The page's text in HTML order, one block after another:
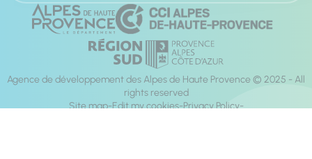
Agence de développement des Alpes de Haute Provence © 2025 - All
rights reserved
Site map Edit my cookies Privacy Policy